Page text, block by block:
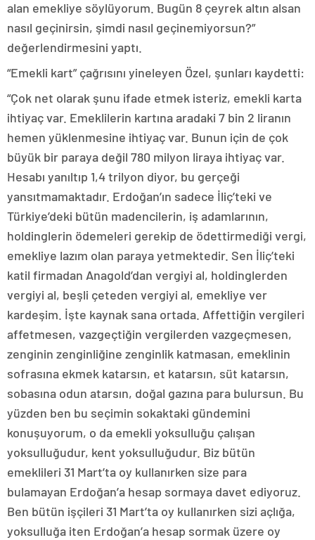
alan emekliye söylüyorum. Bugün 8 çeyrek altın alsan
nasıl geçinirsin, şimdi nasıl geçinemiyorsun?”
değerlendirmesini yaptı.
“Emekli kart” çağrısını yineleyen Özel, şunları kaydetti:
“Çok net olarak şunu ifade etmek isteriz, emekli karta
ihtiyaç var. Emeklilerin kartına aradaki 7 bin 2 liranın
hemen yüklenmesine ihtiyaç var. Bunun için de çok
büyük bir paraya değil 780 milyon liraya ihtiyaç var.
Hesabı yanıltıp 1,4 trilyon diyor, bu gerçeği
yansıtmamaktadır. Erdoğan’ın sadece İliç’teki ve
Türkiye’deki bütün madencilerin, iş adamlarının,
holdinglerin ödemeleri gerekip de ödettirmediği vergi,
emekliye lazım olan paraya yetmektedir. Sen İliç’teki
katil firmadan Anagold’dan vergiyi al, holdinglerden
vergiyi al, beşli çeteden vergiyi al, emekliye ver
kardeşim. İşte kaynak sana ortada. Affettiğin vergileri
affetmesen, vazgeçtiğin vergilerden vazgeçmesen,
zenginin zenginliğine zenginlik katmasan, emeklinin
sofrasına ekmek katarsın, et katarsın, süt katarsın,
sobasına odun atarsın, doğal gazına para bulursun. Bu
yüzden ben bu seçimin sokaktaki gündemini
konuşuyorum, o da emekli yoksulluğu çalışan
yoksulluğudur, kent yoksulluğudur. Biz bütün
emeklileri 31 Mart’ta oy kullanırken size para
bulamayan Erdoğan’a hesap sormaya davet ediyoruz.
Ben bütün işçileri 31 Mart’ta oy kullanırken sizi açlığa,
yoksulluğa iten Erdoğan’a hesap sormak üzere oy